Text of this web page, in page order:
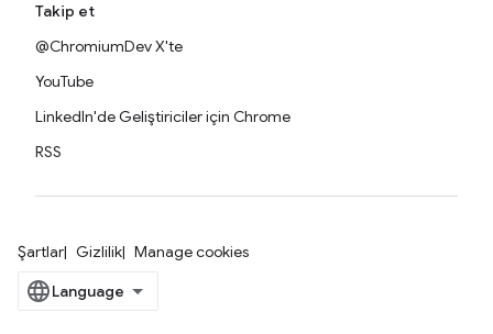
Takip et
@ChromiumDev X'te
YouTube
LinkedIn'de Geliştiriciler için Chrome
RSS
Şartlar Gizlilik Manage cookies